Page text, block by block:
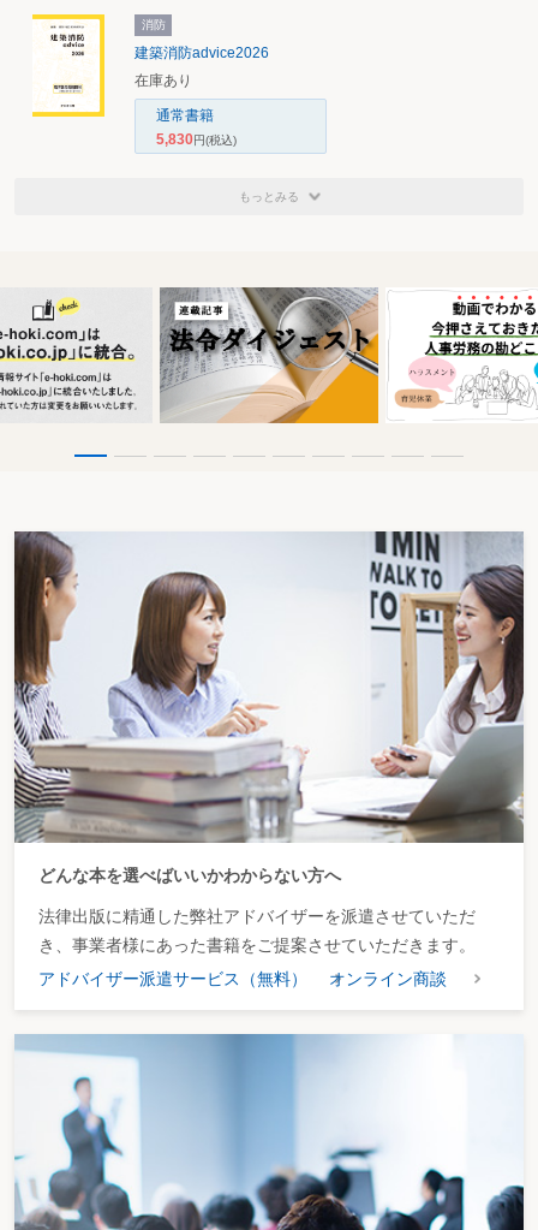
消防
建築消防advice2026
在庫あり
通常書籍
5,830円(税込)
もっとみる
どんな本を選べばいいかわからない方へ
法律出版に精通した弊社アドバイザーを派遣させていただ
き、事業者様にあった書籍をご提案させていただきます。
アドバイザー派遣サービス（無料）
オンライン商談